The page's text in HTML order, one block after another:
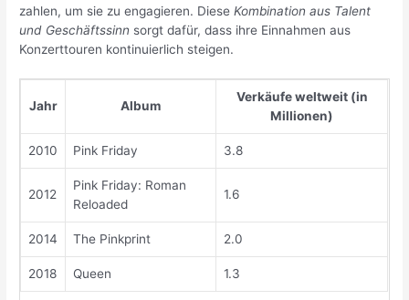
zahlen, um sie zu engagieren. DieseKombination aus Talent
und Geschäftssinn sorgt dafür, dass ihre Einnahmen aus
Konzerttouren kontinuierlich steigen.
Jahr Album
Verkäufe weltweit (in
Millionen)
2010 Pink Friday 3.8
2012
Pink Friday: Roman
Reloaded
1.6
2014 The Pinkprint 2.0
2018 Queen 1.3